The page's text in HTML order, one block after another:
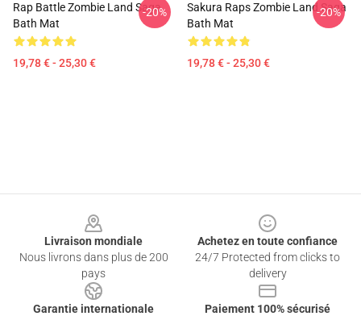
Rap Battle Zombie Land Saga
Bath Mat
19,78 € - 25,30 €
-20%
Sakura Raps Zombie Land Saga
Bath Mat
19,78 € - 25,30 €
-20%
Livraison mondiale
Nous livrons dans plus de 200
pays
Achetez en toute confiance
24/7 Protected from clicks to
delivery
Garantie internationale
Paiement 100% sécurisé